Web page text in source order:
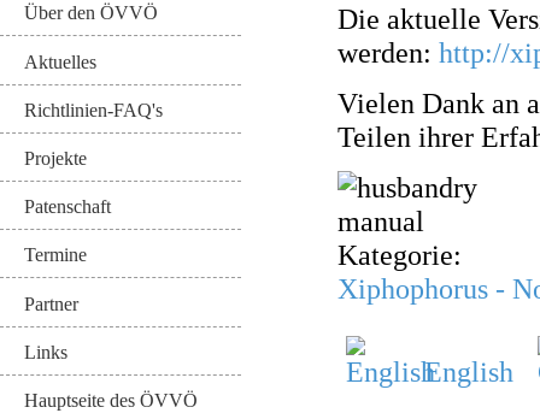
Über den ÖVVÖ
Aktuelles
Richtlinien-FAQ's
Projekte
Patenschaft
Termine
Partner
Links
Hauptseite des ÖVVÖ
Die aktuelle
werden: http://
Vielen Dank an
Teilen ihrer
Kategorie:
Xiphophorus -
English